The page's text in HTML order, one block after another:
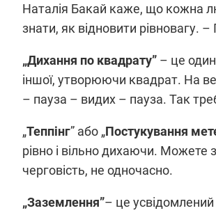
Наталія Бакай каже, що кожна
знати, як відновити рівновагу.
„Дихання по квадрату” – це
іншої, утворюючи квадрат. На
– пауза – видих – пауза. Так
„Теппінг” або „Постукування
рівно і вільно дихаючи. Можете
черговість, не одночасно.
„Заземлення”– це усвідомлений